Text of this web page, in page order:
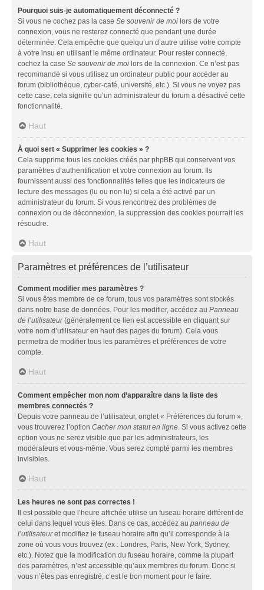
Pourquoi suis-je automatiquement déconnecté ?
Si vous ne cochez pas la case Se souvenir de moi lors de votre
connexion, vous ne resterez connecté que pendant une durée
déterminée. Cela empêche que quelqu’un d’autre utilise votre compte
à votre insu en utilisant le même ordinateur. Pour rester connecté,
cochez la case Se souvenir de moi lors de la connexion. Ce n’est pas
recommandé si vous utilisez un ordinateur public pour accéder au
forum (bibliothèque, cyber-café, université, etc.). Si vous ne voyez pas
cette case, cela signifie qu’un administrateur du forum a désactivé cette
fonctionnalité.
Haut
À quoi sert « Supprimer les cookies » ?
Cela supprime tous les cookies créés par phpBB qui conservent vos
paramètres d’authentification et votre connexion au forum. Ils
fournissent aussi des fonctionnalités telles que les indicateurs de
lecture des messages (lu ou non lu) si cela a été activé par un
administrateur du forum. Si vous rencontrez des problèmes de
connexion ou de déconnexion, la suppression des cookies pourrait les
résoudre.
Haut
Paramètres et préférences de l’utilisateur
Comment modifier mes paramètres ?
Si vous êtes membre de ce forum, tous vos paramètres sont stockés
dans notre base de données. Pour les modifier, accédez au Panneau
de l’utilisateur(généralement ce lien est accessible en cliquant sur
votre nom d’utilisateur en haut des pages du forum). Cela vous
permettra de modifier tous les paramètres et préférences de votre
compte.
Haut
Comment empêcher mon nom d’apparaître dans la liste des
membres connectés ?
Depuis votre panneau de l’utilisateur, onglet « Préférences du forum »,
vous trouverez l’option Cacher mon statut en ligne. Si vous activez cette
option vous ne serez visible que par les administrateurs, les
modérateurs et vous-même. Vous serez compté parmi les membres
invisibles.
Haut
Les heures ne sont pas correctes !
Il est possible que l’heure affichée utilise un fuseau horaire différent de
celui dans lequel vous êtes. Dans ce cas, accédez au panneau de
l’utilisateuret modifiez le fuseau horaire afin qu’il corresponde à la
zone où vous vous trouvez (ex : Londres, Paris, New York, Sydney,
etc.). Notez que la modification du fuseau horaire, comme la plupart
des paramètres, n’est accessible qu’aux membres du forum. Donc si
vous n’êtes pas enregistré, c’est le bon moment pour le faire.